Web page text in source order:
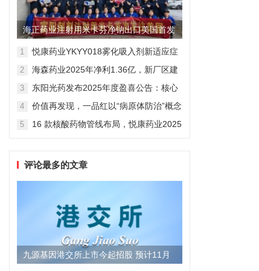
海正药业注射用米卡芬净钠出口美国首发
制剂全球化迈出关键一步
1
悦康药业YKYY018雾化吸入剂新适应症
感染防治
2
海森药业2025年净利1.36亿，新厂区建
3
东阳光药发布2025年度盈喜公告：核心
维度
4
价值再发现，一品红以“病原体防治”概念
5
16 款核酸药物管线布局，悦康药业2025
评论最多的文章
九源基因港交所上市今起招股 预计11月